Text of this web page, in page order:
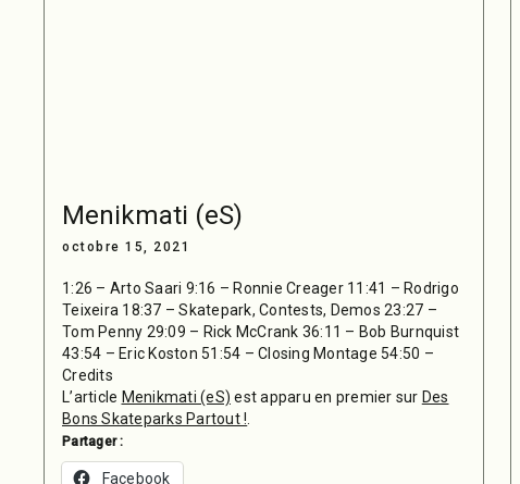
Menikmati (eS)
octobre 15, 2021
1:26 – Arto Saari 9:16 – Ronnie Creager 11:41 – Rodrigo
Teixeira 18:37 – Skatepark, Contests, Demos 23:27 –
Tom Penny 29:09 – Rick McCrank 36:11 – Bob Burnquist
43:54 – Eric Koston 51:54 – Closing Montage 54:50 –
Credits
L’article Menikmati (eS) est apparu en premier sur Des
Bons Skateparks Partout !
Partager :
Facebook